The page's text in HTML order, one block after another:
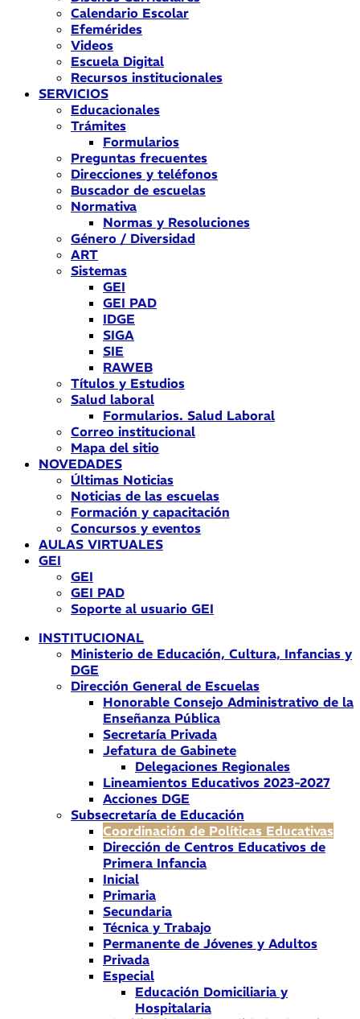
Calendario Escolar
Efemérides
Videos
Escuela Digital
Recursos institucionales
SERVICIOS
Educacionales
Trámites
Formularios
Preguntas frecuentes
Direcciones y teléfonos
Buscador de escuelas
Normativa
Normas y Resoluciones
Género / Diversidad
ART
Sistemas
GEI
GEI PAD
IDGE
SIGA
SIE
RAWEB
Títulos y Estudios
Salud laboral
Formularios. Salud Laboral
Correo institucional
Mapa del sitio
NOVEDADES
Últimas Noticias
Noticias de las escuelas
Formación y capacitación
Concursos y eventos
AULAS VIRTUALES
GEI
GEI
GEI PAD
Soporte al usuario GEI
INSTITUCIONAL
Ministerio de Educación, Cultura, Infancias y
DGE
Dirección General de Escuelas
Honorable Consejo Administrativo de la
Enseñanza Pública
Secretaría Privada
Jefatura de Gabinete
Delegaciones Regionales
Lineamientos Educativos 2023-2027
Acciones DGE
Subsecretaría de Educación
Coordinación de Políticas Educativas
Dirección de Centros Educativos de
Primera Infancia
Inicial
Primaria
Secundaria
Técnica y Trabajo
Permanente de Jóvenes y Adultos
Privada
Especial
Educación Domiciliaria y
Hospitalaria